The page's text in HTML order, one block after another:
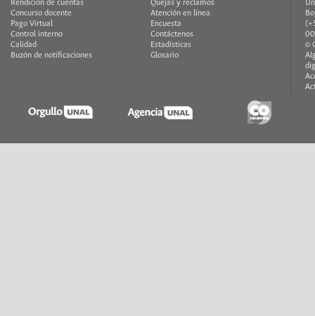
Rendición de cuentas
Concurso docente
Pago Virtual
Control interno
Calidad
Buzón de notificaciones
Quejas y reclamos
Atención en línea
Encuesta
Contáctenos
Estadísticas
Glosario
©